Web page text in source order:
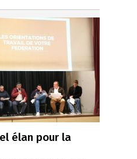
élan pour la